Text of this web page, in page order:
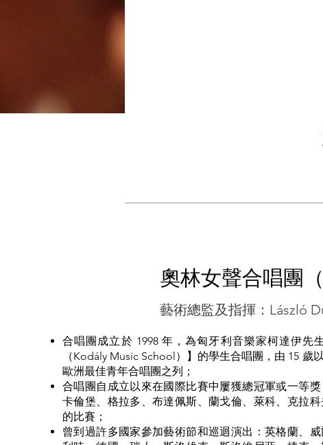
奧林女聲合唱團（
藝術總監及指揮：László
合唱團成立於 1998 年，為匈牙利音樂家柯達伊先
（Kodály Music School）】的學生合唱團，由 15 歲
歐洲最佳青年合唱團之列；
合唱團自成立以來在國際比賽中屢獲總冠軍或一等獎
卡倫堡、格拉多、布達佩斯、蘭戈倫、萊科、克拉
的比賽；
曾到過許多國家參加藝術節和巡迴演出：英格蘭、